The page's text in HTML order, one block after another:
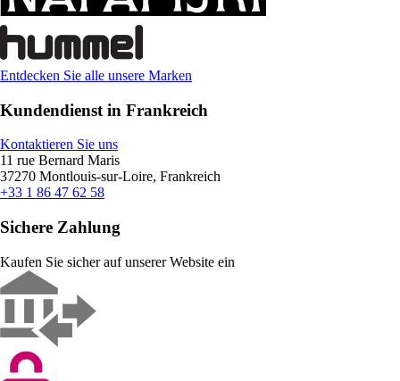
Entdecken Sie alle unsere Marken
Kundendienst in Frankreich
Kontaktieren Sie uns
11 rue Bernard Maris
37270 Montlouis-sur-Loire, Frankreich
+33 1 86 47 62 58
Sichere Zahlung
Kaufen Sie sicher auf unserer Website ein